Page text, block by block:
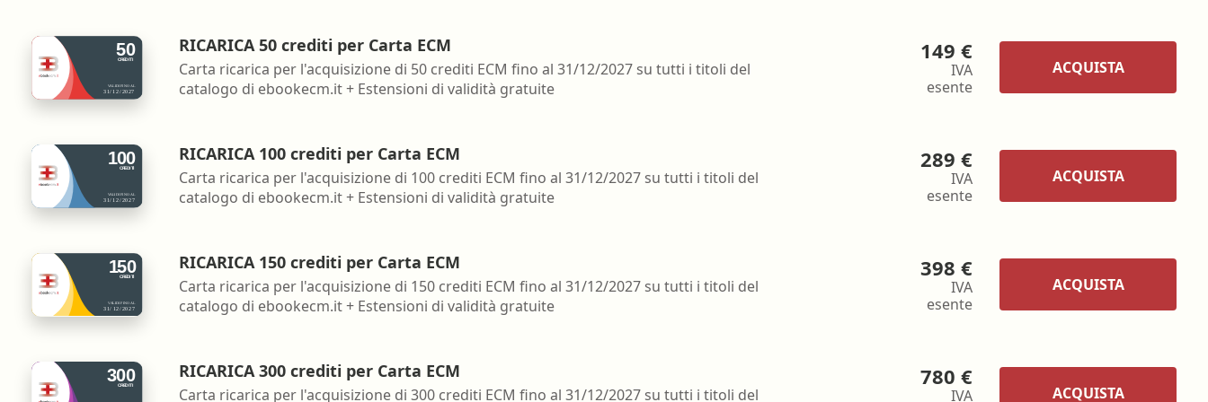
RICARICA 50 crediti per Carta ECM
Carta ricarica per l'acquisizione di 50 crediti ECM fino al 31/12/2027 su tutti i titoli del
catalogo di ebookecm.it + Estensioni di validità gratuite
149 €
IVA
esente
ACQUISTA
RICARICA 100 crediti per Carta ECM
Carta ricarica per l'acquisizione di 100 crediti ECM fino al 31/12/2027 su tutti i titoli del
catalogo di ebookecm.it + Estensioni di validità gratuite
289 €
IVA
esente
ACQUISTA
RICARICA 150 crediti per Carta ECM
Carta ricarica per l'acquisizione di 150 crediti ECM fino al 31/12/2027 su tutti i titoli del
catalogo di ebookecm.it + Estensioni di validità gratuite
398 €
IVA
esente
ACQUISTA
RICARICA 300 crediti per Carta ECM
Carta ricarica per l'acquisizione di 300 crediti ECM fino al 31/12/2027 su tutti i titoli del
780 €
IVA ACQUISTA